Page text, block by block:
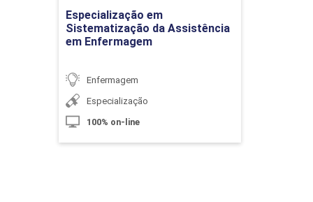
Criança em Situação de Violência
A Fase da Adolescência e suas
Particularidades e Implicações para a
Especialização em
Sistematização da Assistência
em Enfermagem
Enfermagem
Especialização
100% on-line
Ir para Inscrição